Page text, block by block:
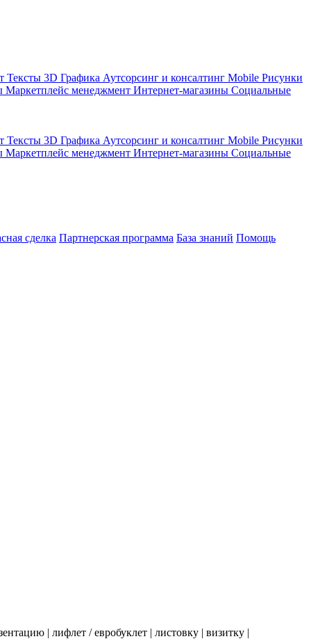
Тексты 3D Графика Аутсорсинг и консалтинг Mobile Рисунки
Маркетплейс менеджмент Интернет-магазины Социальные
Тексты 3D Графика Аутсорсинг и консалтинг Mobile Рисунки
Маркетплейс менеджмент Интернет-магазины Социальные
сделка Партнерская программа База знаний Помощь
| лифлет / евробуклет | листовку | визитку |